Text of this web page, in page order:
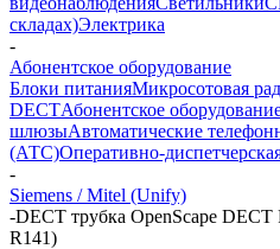
складах)Электрика
-
Абонентское оборудование
Блоки питанияМикросотовая
DECTАбонентское
шлюзыАвтоматические
(АТС)Оперативно-
-
Siemens / Mitel (Unify)
-DECT трубка OpenScape
R141)